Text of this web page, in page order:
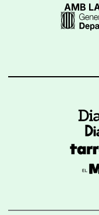
AMB